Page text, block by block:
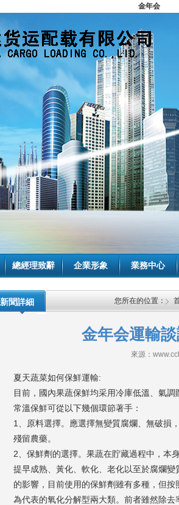
金年会
總經理致辭 企業形象 業務中心
您所在的位置：
新聞詳細
金年会運輸
來源：
夏天蔬菜如何保鮮運輸:
目前，國內果蔬保鮮均采用冷庫低溫、氣調貯
常溫保鮮可從以下幾個環節著手：
1、原料選擇。應選擇無變質腐爛、無破損
殘留農藥。
2、保鮮劑的選擇。果蔬在貯藏過程中，
提早成熟、黃化、軟化、老化以至於腐
的影響，目前使用的保鮮劑雖有多種，但
為代表的氧化分解型兩大類。前者雖然除去